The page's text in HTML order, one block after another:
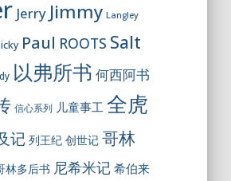
Jerry Jimmy Langley
Paul ROOTS Salt
以弗所书 何西阿书
信心系列 儿童事工 全虎
记 列王纪 创世记 哥林
林多后书 尼希米记 希伯来